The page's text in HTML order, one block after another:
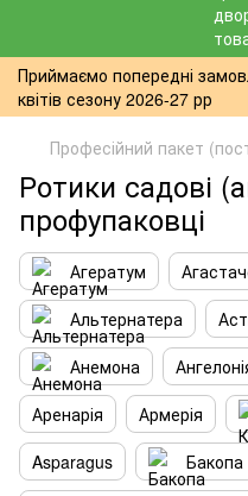
Приймаємо попередні
квітів сезону 2026-27 рр
Професійний пакет
Ротики садові
профупаковці
Агератум
Альтернатера
Анемона
Аренарія
Армерія
Asparagus
Бакопа